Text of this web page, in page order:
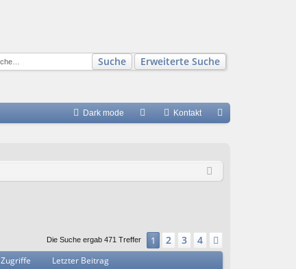
Suche Erweiterte Suche
Dark mode Kontakt
Die Suche ergab 471 Treffer 1 2 3 4
Zugriffe Letzter Beitrag